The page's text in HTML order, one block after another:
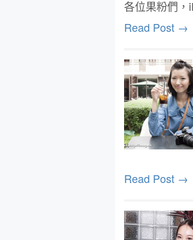
各位果粉們
Read Post →
Read Post →